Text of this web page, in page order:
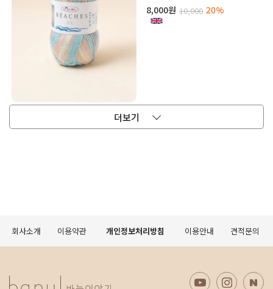
8,000원 10,000 20%
더보기
회사소개 이용약관 개인정보처리방침 이용안내 견적문의